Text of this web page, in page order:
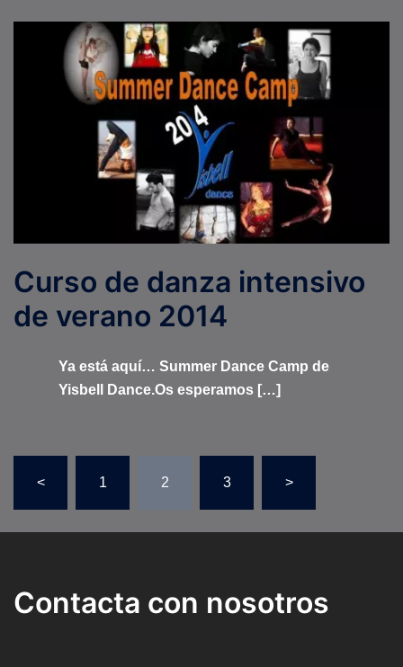
Curso de danza intensivo
de verano 2014
Ya está aquí… Summer Dance Camp de
Yisbell Dance.Os esperamos […]
de
entradas
< 1 2 3 >
Contacta con nosotros